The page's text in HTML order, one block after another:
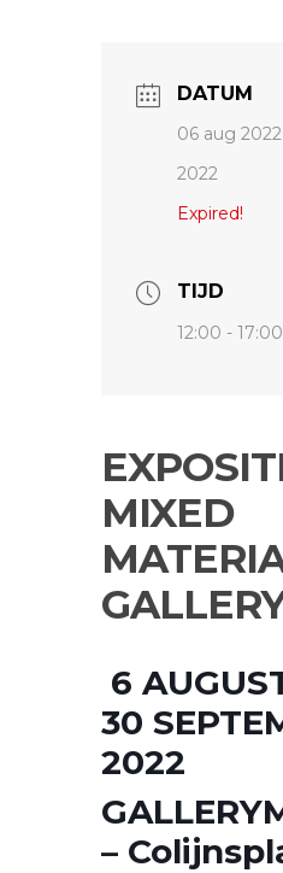
DATUM
06 aug 2022
2022
Expired!
TIJD
12:00 - 17:00
MIXED
6
30
2022
–